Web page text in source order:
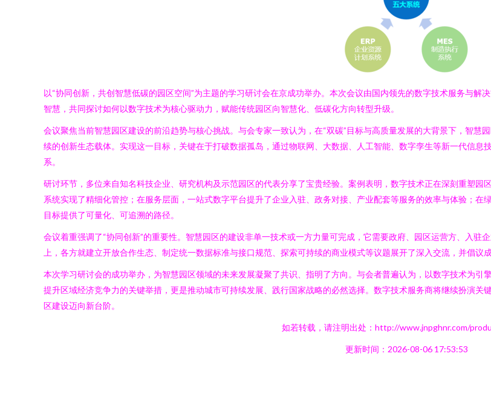
以“协同创新，共创智慧低碳的园区空间”为主题的学习研讨会在京成功举办。本次会议由国内领先的数字技术服务与
智慧，共同探讨如何以数字技术为核心驱动力，赋能传统园区向智慧化、低碳化方向转型升级。
会议聚焦当前智慧园区建设的前沿趋势与核心挑战。与会专家一致认为，在“双碳”目标与高质量发展的大背景下，智
续的创新生态载体。实现这一目标，关键在于打破数据孤岛，通过物联网、大数据、人工智能、数字孪生等新一代信
系。
研讨环节，多位来自知名科技企业、研究机构及示范园区的代表分享了宝贵经验。案例表明，数字技术正在深刻重塑
系统实现了精细化管控；在服务层面，一站式数字平台提升了企业入驻、政务对接、产业配套等服务的效率与体验；
目标提供了可量化、可追溯的路径。
会议着重强调了“协同创新”的重要性。智慧园区的建设非单一技术或一方力量可完成，它需要政府、园区运营方、入
上，各方就建立开放合作生态、制定统一数据标准与接口规范、探索可持续的商业模式等议题展开了深入交流，并倡议
本次学习研讨会的成功举办，为智慧园区领域的未来发展凝聚了共识、指明了方向。与会者普遍认为，以数字技术为
提升区域经济竞争力的关键举措，更是推动城市可持续发展、践行国家战略的必然选择。数字技术服务商将继续扮演
区建设迈向新台阶。
如若转载，请注明出处：http://www.jnpghnr.com/
更新时间：2026-08-06 17:53:53